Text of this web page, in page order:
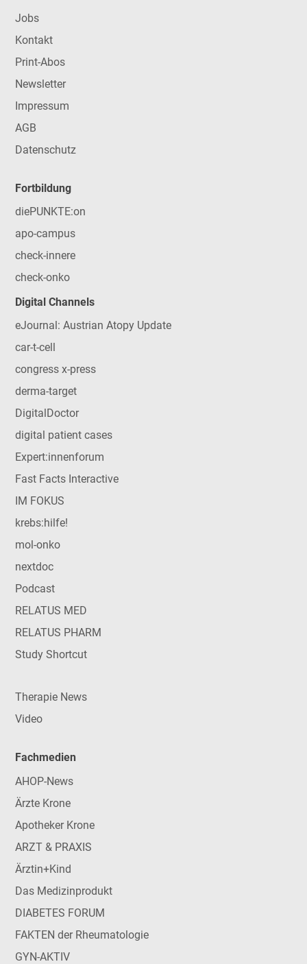
Jobs
Kontakt
Print-Abos
Newsletter
Impressum
AGB
Datenschutz
Fortbildung
diePUNKTE:on
apo-campus
check-innere
check-onko
Digital Channels
eJournal: Austrian Atopy Update
car-t-cell
congress x-press
derma-target
DigitalDoctor
digital patient cases
Expert:innenforum
Fast Facts Interactive
IM FOKUS
krebs:hilfe!
mol-onko
nextdoc
Podcast
RELATUS MED
RELATUS PHARM
Study Shortcut
Therapie News
Video
Fachmedien
AHOP-News
Ärzte Krone
Apotheker Krone
ARZT & PRAXIS
Ärztin+Kind
Das Medizinprodukt
DIABETES FORUM
FAKTEN der Rheumatologie
GYN-AKTIV